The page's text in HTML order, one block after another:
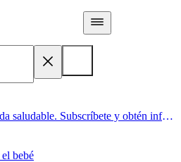
Acá comienza un estilo de vida saludable. Subscríbete y obtén información de primera mano
bebé